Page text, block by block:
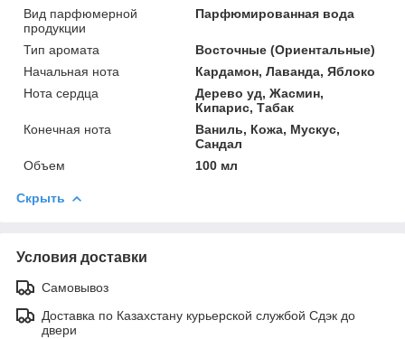
Вид парфюмерной
продукции
Парфюмированная вода
Тип аромата
Восточные (Ориентальные)
Начальная нота
Кардамон, Лаванда, Яблоко
Нота сердца
Дерево уд, Жасмин,
Кипарис, Табак
Конечная нота
Ваниль, Кожа, Мускус,
Сандал
Объем
100 мл
Скрыть
Условия доставки
Самовывоз
Доставка по Казахстану курьерской службой Сдэк до
двери